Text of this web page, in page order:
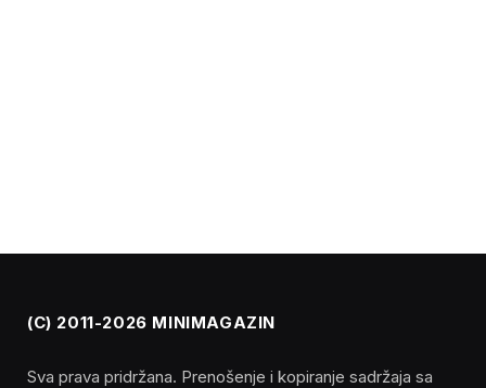
(C) 2011-2026 MINIMAGAZIN
Sva prava pridržana. Prenošenje i kopiranje sadržaja sa